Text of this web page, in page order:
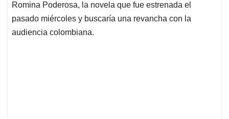
Romina Poderosa, la novela que fue estrenada el
pasado miércoles y buscaría una revancha con la
audiencia colombiana.